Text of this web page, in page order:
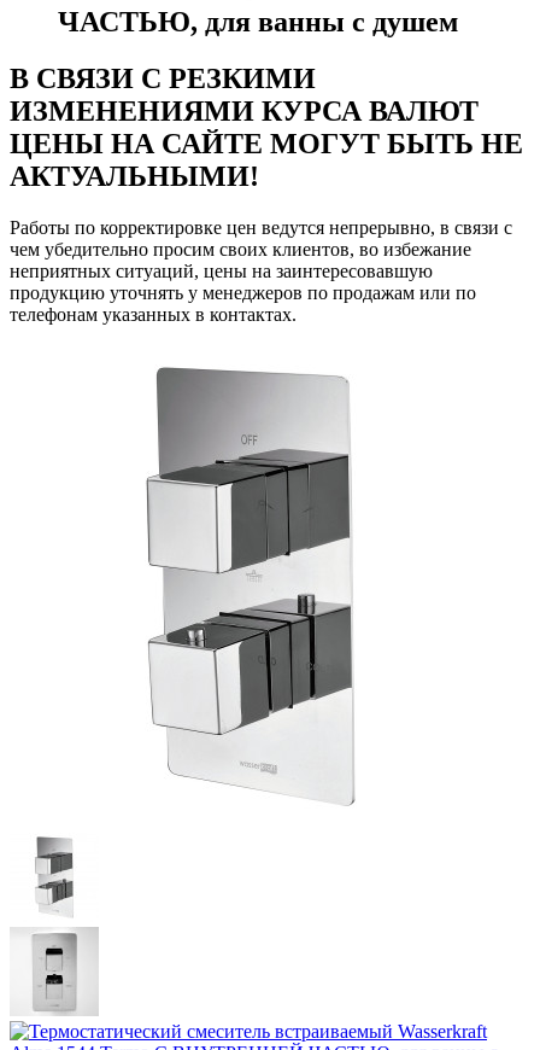
ЧАСТЬЮ, для ванны с душем
В СВЯЗИ С РЕЗКИМИ
ИЗМЕНЕНИЯМИ КУРСА ВАЛЮТ
ЦЕНЫ НА САЙТЕ МОГУТ БЫТЬ НЕ
АКТУАЛЬНЫМИ!
Работы по корректировке цен ведутся непрерывно, в связи с
чем убедительно просим своих клиентов, во избежание
неприятных ситуаций, цены на заинтересовавшую
продукцию уточнять у менеджеров по продажам или по
телефонам указанных в контактах.